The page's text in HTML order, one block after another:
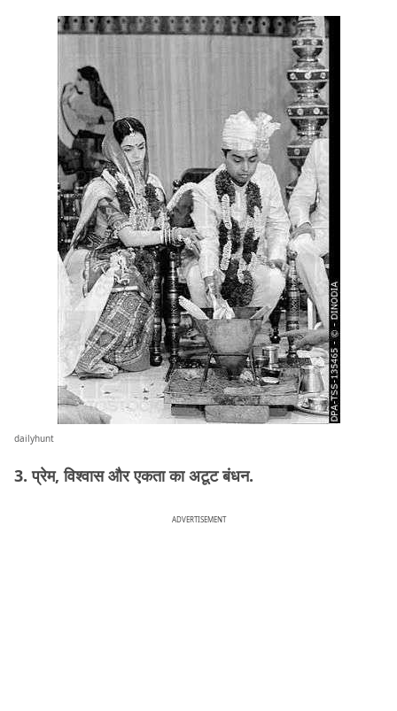
dailyhunt
3. प्रेम, विश्वास और एकता का अटूट बंधन.
ADVERTISEMENT